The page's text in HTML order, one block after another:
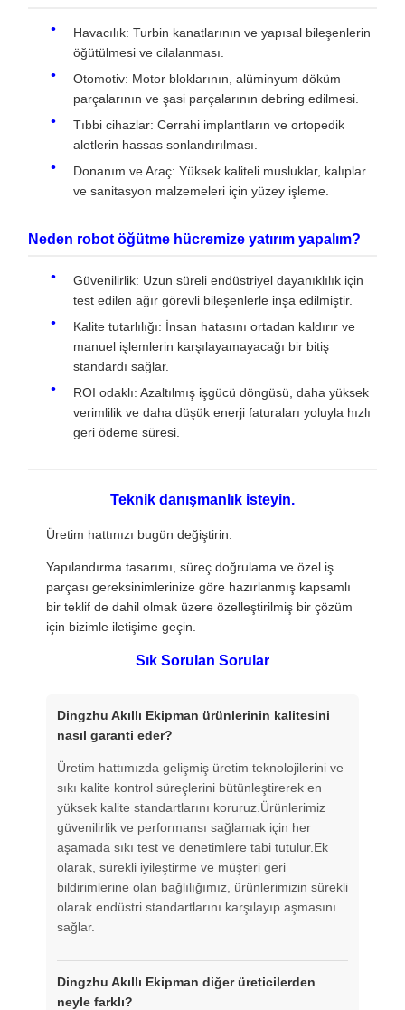
Havacılık: Turbin kanatlarının ve yapısal bileşenlerin
öğütülmesi ve cilalanması.
Otomotiv: Motor bloklarının, alüminyum döküm
parçalarının ve şasi parçalarının debring edilmesi.
Tıbbi cihazlar: Cerrahi implantların ve ortopedik
aletlerin hassas sonlandırılması.
Donanım ve Araç: Yüksek kaliteli musluklar, kalıplar
ve sanitasyon malzemeleri için yüzey işleme.
Neden robot öğütme hücremize yatırım yapalım?
Güvenilirlik: Uzun süreli endüstriyel dayanıklılık için
test edilen ağır görevli bileşenlerle inşa edilmiştir.
Kalite tutarlılığı: İnsan hatasını ortadan kaldırır ve
manuel işlemlerin karşılayamayacağı bir bitiş
standardı sağlar.
ROI odaklı: Azaltılmış işgücü döngüsü, daha yüksek
verimlilik ve daha düşük enerji faturaları yoluyla hızlı
geri ödeme süresi.
Teknik danışmanlık isteyin.
Üretim hattınızı bugün değiştirin.
Yapılandırma tasarımı, süreç doğrulama ve özel iş
parçası gereksinimlerinize göre hazırlanmış kapsamlı
bir teklif de dahil olmak üzere özelleştirilmiş bir çözüm
için bizimle iletişime geçin.
Sık Sorulan Sorular
Dingzhu Akıllı Ekipman ürünlerinin kalitesini
nasıl garanti eder?
Üretim hattımızda gelişmiş üretim teknolojilerini ve
sıkı kalite kontrol süreçlerini bütünleştirerek en
yüksek kalite standartlarını koruruz.Ürünlerimiz
güvenilirlik ve performansı sağlamak için her
aşamada sıkı test ve denetimlere tabi tutulur.Ek
olarak, sürekli iyileştirme ve müşteri geri
bildirimlerine olan bağlılığımız, ürünlerimizin sürekli
olarak endüstri standartlarını karşılayıp aşmasını
sağlar.
Dingzhu Akıllı Ekipman diğer üreticilerden
neyle farklı?